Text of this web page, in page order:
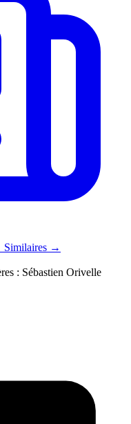
Similaires →